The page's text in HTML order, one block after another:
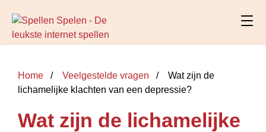
Home Veelgestelde vragen
Wat zijn de
lichamelijke klachten van een depressie?
Wat zijn de lichamelijke